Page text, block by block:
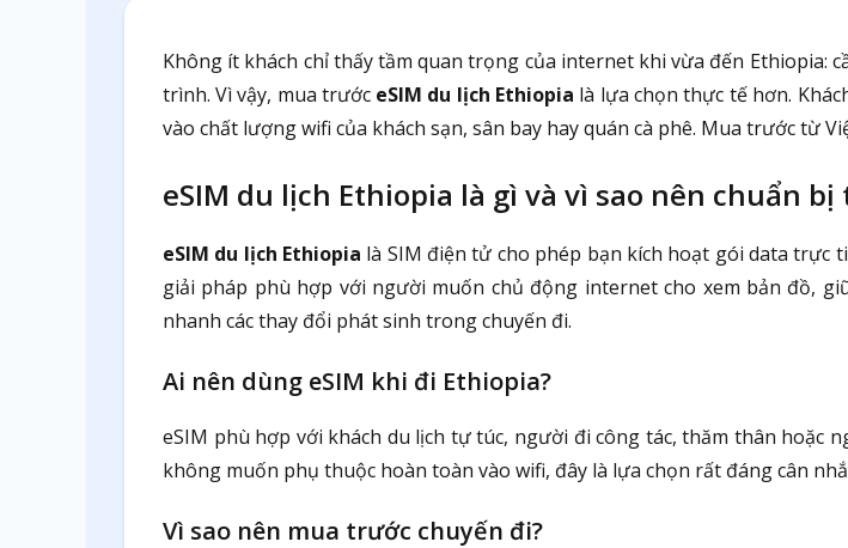
Không ít khách chỉ thấy tầm quan trọng của internet khi vừa đến Ethiopia:
trình. Vì vậy, mua trước eSIM du lịch Ethiopia là lựa chọn thực tế hơn.
vào chất lượng wifi của khách sạn, sân bay hay quán cà phê. Mua trước từ
eSIM du lịch Ethiopia là gì và vì sao nên chuẩn bị
eSIM du lịch Ethiopia là SIM điện tử cho phép bạn kích hoạt gói data trực
giải pháp phù hợp với người muốn chủ động internet cho xem bản đồ,
nhanh các thay đổi phát sinh trong chuyến đi.
Ai nên dùng eSIM khi đi Ethiopia?
eSIM phù hợp với khách du lịch tự túc, người đi công tác, thăm thân hoặc
không muốn phụ thuộc hoàn toàn vào wifi, đây là lựa chọn rất đáng cân
Vì sao nên mua trước chuyến đi?